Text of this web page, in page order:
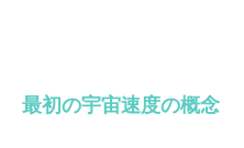
最初の宇宙速度の概念